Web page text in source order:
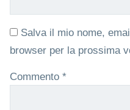
Salva il mio nome,
browser per la prossima
Commento *